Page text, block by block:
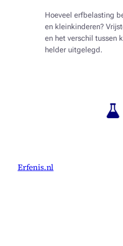
Hoeveel erfbelasting
en kleinkinderen?
en het verschil tussen
helder uitgelegd.
Erfenis.nl